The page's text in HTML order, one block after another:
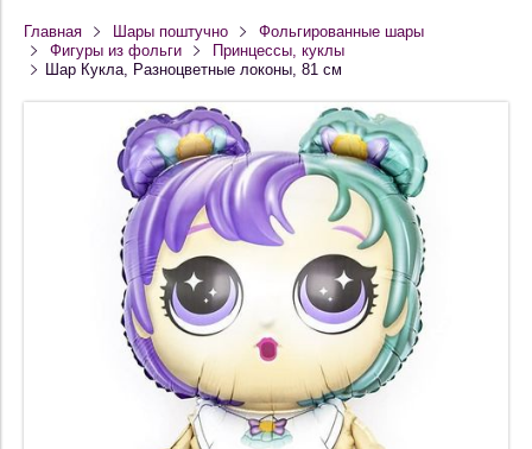
Главная Шары поштучно
Фольгированные шары
Фигуры из фольги
Принцессы, куклы
Шар Кукла, Разноцветные локоны, 81 см